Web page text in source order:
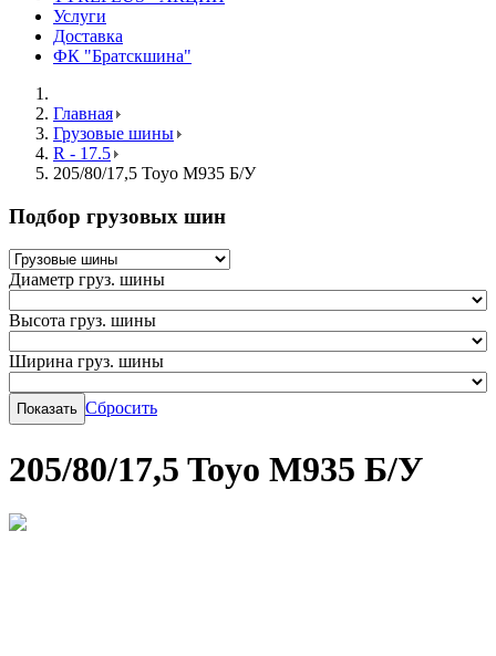
Услуги
Доставка
ФК "Братскшина"
Главная
Грузовые шины
R - 17.5
205/80/17,5 Toyo M935 Б/У
Подбор грузовых шин
Диаметр груз. шины
Высота груз. шины
Ширина груз. шины
Сбросить
205/80/17,5 Toyo M935 Б/У